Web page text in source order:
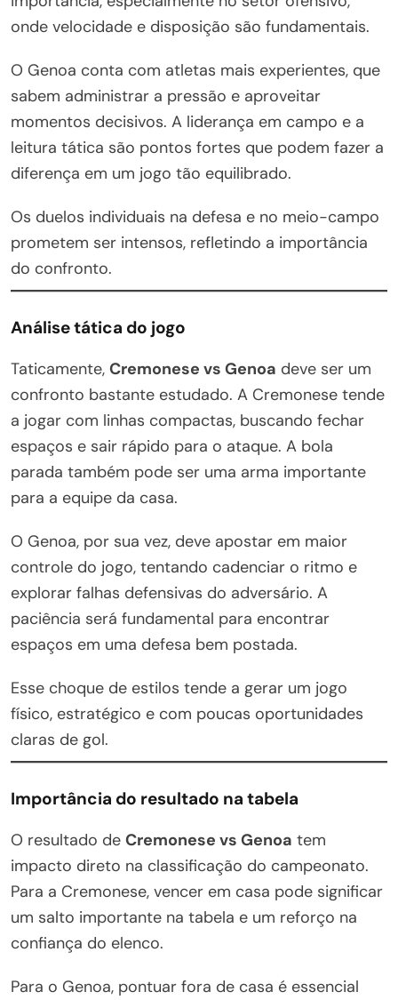
onde velocidade e disposição são fundamentais.
O Genoa conta com atletas mais experientes, que
sabem administrar a pressão e aproveitar
momentos decisivos. A liderança em campo e a
leitura tática são pontos fortes que podem fazer a
diferença em um jogo tão equilibrado.
Os duelos individuais na defesa e no meio-campo
prometem ser intensos, refletindo a importância
do confronto.
Análise tática do jogo
Taticamente, Cremonese vs Genoa deve ser um
confronto bastante estudado. A Cremonese tende
a jogar com linhas compactas, buscando fechar
espaços e sair rápido para o ataque. A bola
parada também pode ser uma arma importante
para a equipe da casa.
O Genoa, por sua vez, deve apostar em maior
controle do jogo, tentando cadenciar o ritmo e
explorar falhas defensivas do adversário. A
paciência será fundamental para encontrar
espaços em uma defesa bem postada.
Esse choque de estilos tende a gerar um jogo
físico, estratégico e com poucas oportunidades
claras de gol.
Importância do resultado na tabela
O resultado de Cremonese vs Genoa tem
impacto direto na classificação do campeonato.
Para a Cremonese, vencer em casa pode significar
um salto importante na tabela e um reforço na
confiança do elenco.
Para o Genoa, pontuar fora de casa é essencial